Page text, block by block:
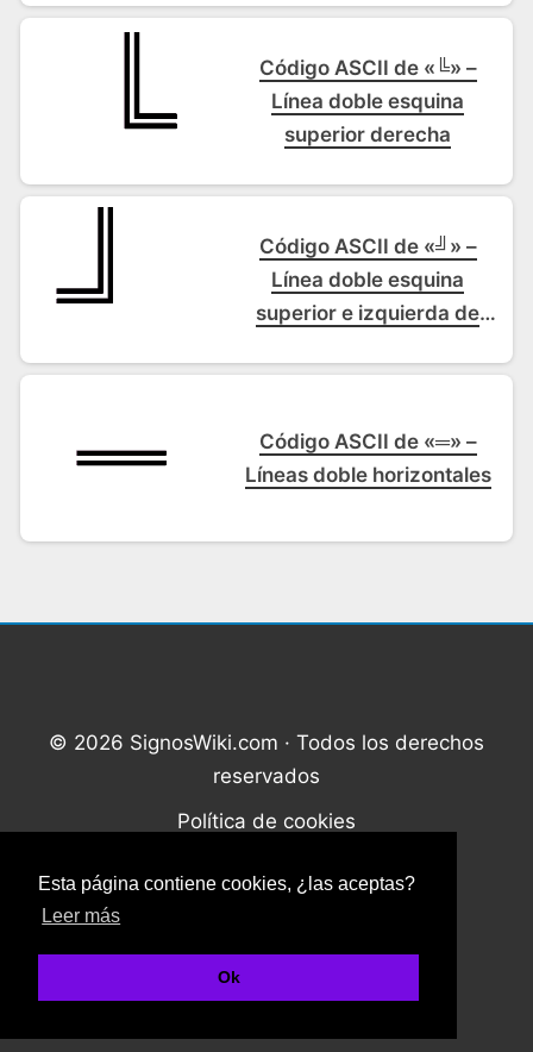
Esta página contiene cookies, ¿las aceptas?
Leer más
Ok
apertura
Código ASCII de «╚» –
Línea doble esquina
superior derecha
Código ASCII de «╝» –
Línea doble esquina
superior e izquierda de
Código ASCII de «═» –
Líneas doble horizontales
© 2026 SignosWiki.com · Todos los derechos
reservados
Política de cookies
¿Quiénes somos?